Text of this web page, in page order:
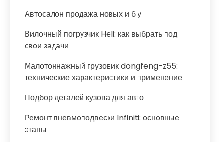
Автосалон продажа новых и б у
Вилочный погрузчик Heli: как выбрать под
свои задачи
Малотоннажный грузовик dongfeng-z55:
технические характеристики и применение
Подбор деталей кузова для авто
Ремонт пневмоподвески Infiniti: основные
этапы